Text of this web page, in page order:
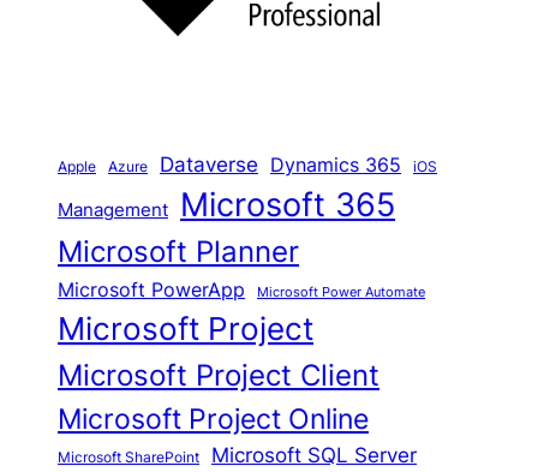
Apple Azure Dataverse Dynamics 365 iOS
Management Microsoft 365
Microsoft Planner
Microsoft PowerApp Microsoft Power Automate
Microsoft Project
Microsoft Project Client
Microsoft Project Online
Microsoft SharePoint Microsoft SQL Server